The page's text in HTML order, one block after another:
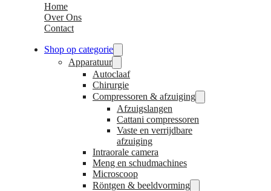
Home
Over Ons
Contact
Shop op categorie
Apparatuur
Autoclaaf
Chirurgie
Compressoren & afzuiging
Afzuigslangen
Cattani compressoren
Vaste en verrijdbare
afzuiging
Intraorale camera
Meng en schudmachines
Microscoop
Röntgen & beeldvorming